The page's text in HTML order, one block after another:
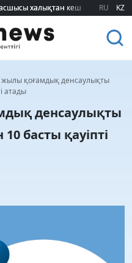
халықтан кешірім сұрады
халықтан кешірім сұрады
RU KZ
қоғамдық денсаулықты
атады
денсаулықты
10 басты қауіпті